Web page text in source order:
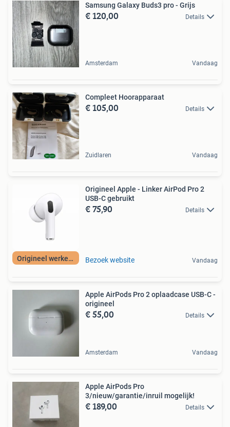
Samsung Galaxy Buds3 pro - Grijs
€ 120,00 Details
Amsterdam Vandaag
Compleet Hoorapparaat
€ 105,00 Details
Zuidlaren Vandaag
Origineel werkend
Origineel Apple - Linker AirPod Pro 2
USB-C gebruikt
€ 75,90 Details
Bezoek website Vandaag
Apple AirPods Pro 2 oplaadcase USB-C -
origineel
€ 55,00 Details
Amsterdam Vandaag
Apple AirPods Pro
3/nieuw/garantie/inruil mogelijk!
€ 189,00 Details